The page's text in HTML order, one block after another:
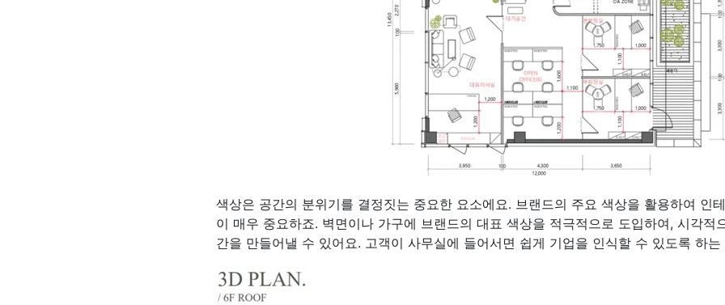
색상은 공간의 분위기를 결정짓는 중요한 요소에요. 브랜드의 주요 색상을 활용하여 인
이 매우 중요하죠. 벽면이나 가구에 브랜드의 대표 색상을 적극적으로 도입하여, 시각적
간을 만들어낼 수 있어요. 고객이 사무실에 들어서면 쉽게 기업을 인식할 수 있도록 하는